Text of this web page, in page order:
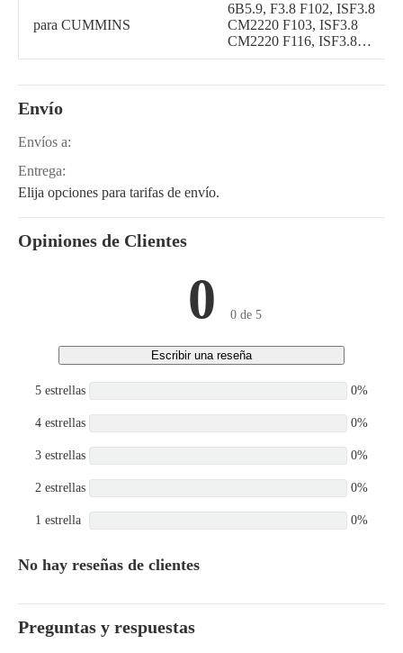
para CUMMINS
6B5.9, F3.8 F102, ISF3.8
CM2220 F103, ISF3.8
CM2220 F116, ISF3.8
CM2220 AN, ISF3.8
F120B, F3.8 CM2350
QSF3.8 CM2880 F112,
CM2620 F149B
Envío
Envíos a:
Entrega:
Elija opciones para tarifas de envío.
Opiniones de Clientes
0 0 de 5
Escribir una reseña
5 estrellas 0%
4 estrellas 0%
3 estrellas 0%
2 estrellas 0%
1 estrella 0%
No hay reseñas de clientes
Preguntas y respuestas